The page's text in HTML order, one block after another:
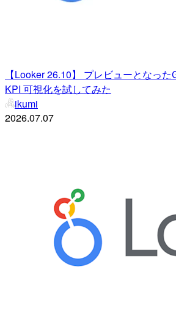
【Looker 26.10】 プレビューとなっ
KPI 可視化を試してみた
ikumi
2026.07.07